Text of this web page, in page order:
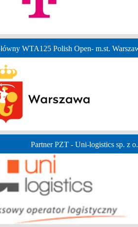
WTA125 Polish Open- m.st.
Partner PZT - Uni-logistics sp. z